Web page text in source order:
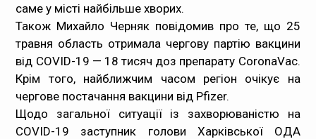
саме у місті найбільше хворих.
Також Михайло Черняк повідомив про те, що 25
травня область отримала чергову партію вакцини
від COVID-19 — 18 тисяч доз препарату CoronаVac.
Крім того, найближчим часом регіон очікує на
чергове постачання вакцини від Pfizer.
Щодо загальної ситуації із захворюваністю на
COVID-19 заступник голови Харківської ОДА